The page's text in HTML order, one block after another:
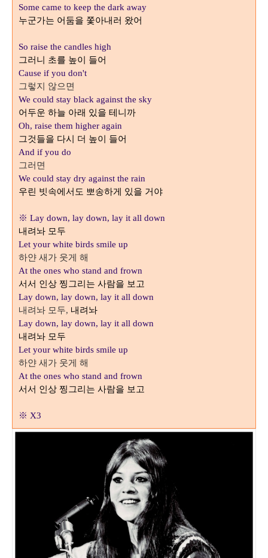
Some came to keep the dark away
누군가는 어둠을 쫓아내러 왔어
So raise the candles high
그러니 초를 높이 들어
Cause if you don't
그렇지 않으면
We could stay black against the sky
어두운 하늘 아래 있을 테니까
Oh, raise them higher again
그것들을 다시 더 높이 들어
And if you do
그러면
We could stay dry against the rain
우린 빗속에서도 뽀송하게 있을 거야
※ Lay down, lay down, lay it all down
내려놔 모두
Let your white birds smile up
하얀 새가 웃게 해
At the ones who stand and frown
서서 인상 찡그리는 사람을 보고
Lay down, lay down, lay it all down
내려놔 모두, 내려놔
Lay down, lay down, lay it all down
내려놔 모두
Let your white birds smile up
하얀 새가 웃게 해
At the ones who stand and frown
서서 인상 찡그리는 사람을 보고
※ X3